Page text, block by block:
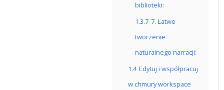
biblioteki:
1.3.7 7. Łatwe
tworzenie
naturalnego narracji:
1.4 Edytuj i współpracuj
w chmury workspace